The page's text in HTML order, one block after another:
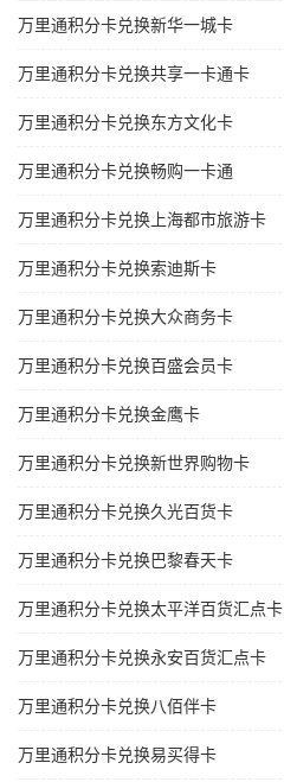
万里通积分卡兑换新华一城卡
万里通积分卡兑换共享一卡通卡
万里通积分卡兑换东方文化卡
万里通积分卡兑换畅购一卡通
万里通积分卡兑换上海都市旅游卡
万里通积分卡兑换索迪斯卡
万里通积分卡兑换大众商务卡
万里通积分卡兑换百盛会员卡
万里通积分卡兑换金鹰卡
万里通积分卡兑换新世界购物卡
万里通积分卡兑换久光百货卡
万里通积分卡兑换巴黎春天卡
万里通积分卡兑换太平洋百货汇点卡
万里通积分卡兑换永安百货汇点卡
万里通积分卡兑换八佰伴卡
万里通积分卡兑换易买得卡